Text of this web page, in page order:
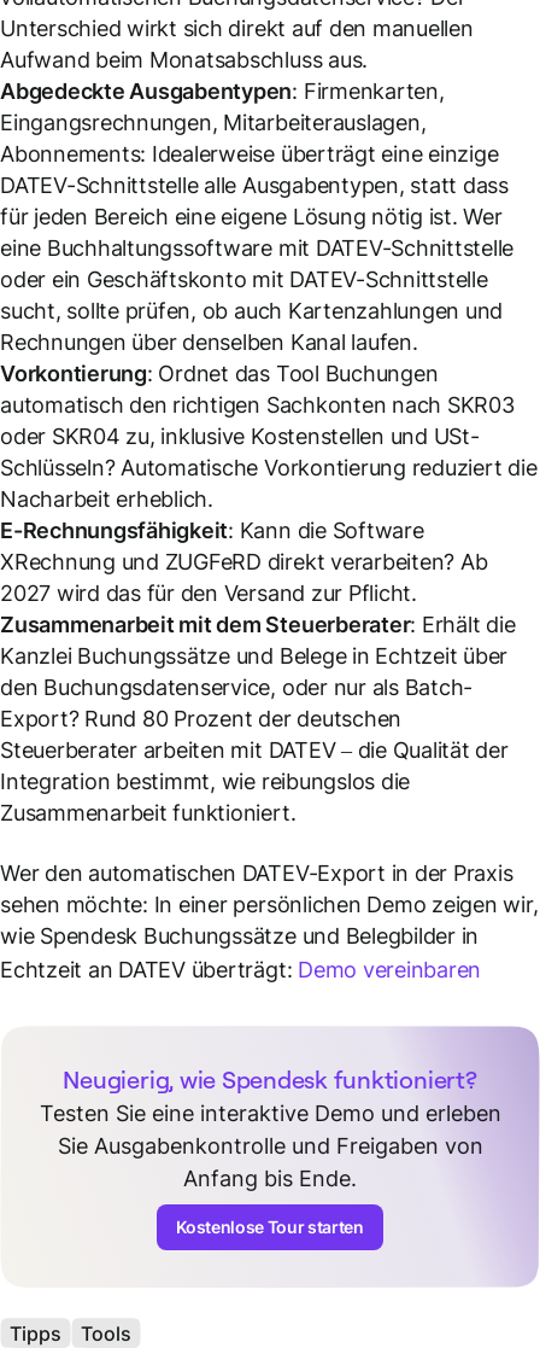
Unterschied wirkt sich direkt auf den manuellen
Aufwand beim Monatsabschluss aus.
Abgedeckte Ausgabentypen: Firmenkarten,
Eingangsrechnungen, Mitarbeiterauslagen,
Abonnements: Idealerweise überträgt eine einzige
DATEV-Schnittstelle alle Ausgabentypen, statt dass
für jeden Bereich eine eigene Lösung nötig ist. Wer
eine Buchhaltungssoftware mit DATEV-Schnittstelle
oder ein Geschäftskonto mit DATEV-Schnittstelle
sucht, sollte prüfen, ob auch Kartenzahlungen und
Rechnungen über denselben Kanal laufen.
Vorkontierung: Ordnet das Tool Buchungen
automatisch den richtigen Sachkonten nach SKR03
oder SKR04 zu, inklusive Kostenstellen und USt-
Schlüsseln? Automatische Vorkontierung reduziert die
Nacharbeit erheblich.
E-Rechnungsfähigkeit: Kann die Software
XRechnung und ZUGFeRD direkt verarbeiten? Ab
2027 wird das für den Versand zur Pflicht.
Zusammenarbeit mit dem Steuerberater: Erhält die
Kanzlei Buchungssätze und Belege in Echtzeit über
den Buchungsdatenservice, oder nur als Batch-
Export? Rund 80 Prozent der deutschen
Steuerberater arbeiten mit DATEV – die Qualität der
Integration bestimmt, wie reibungslos die
Zusammenarbeit funktioniert.
Wer den automatischen DATEV-Export in der Praxis
sehen möchte: In einer persönlichen Demo zeigen wir,
wie Spendesk Buchungssätze und Belegbilder in
Echtzeit an DATEV überträgt: Demo vereinbaren
Neugierig, wie Spendesk funktioniert?
Testen Sie eine interaktive Demo und erleben
Sie Ausgabenkontrolle und Freigaben von
Anfang bis Ende.
Kostenlose Tour starten
Tipps Tools